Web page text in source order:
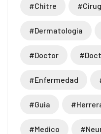
#chitre
#dermatologia
#doctor
#enfermedad
#guia
#medico